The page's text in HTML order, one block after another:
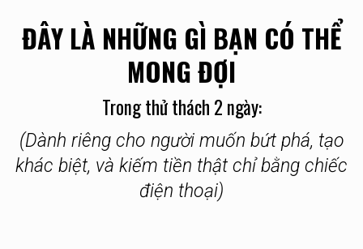
ĐÂY LÀ NHỮNG GÌ BẠN CÓ THỂ
MONG ĐỢI
Trong thử thách 2 ngày:
(Dành riêng cho người muốn bứt phá, tạo
khác biệt, và kiếm tiền thật chỉ bằng chiếc
điện thoại)